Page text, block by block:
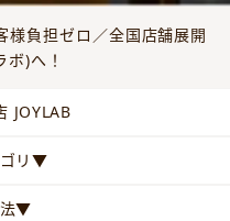
様負担ゼロ／全国店舗展開
)へ！
JOYLAB
リ▼
▼